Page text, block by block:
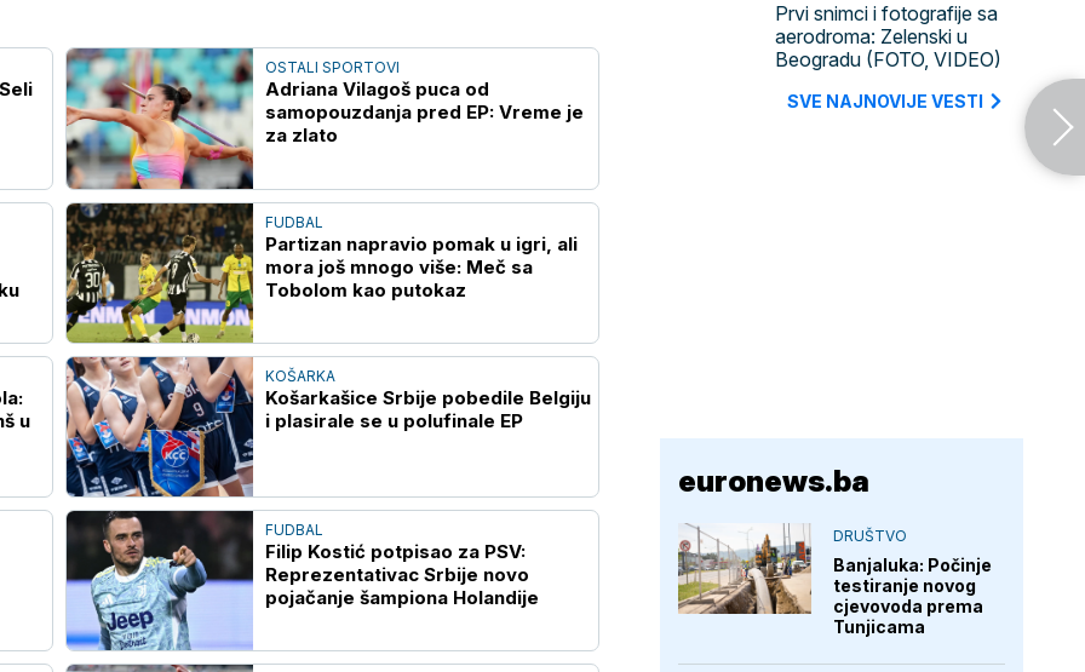
OSTALI SPORTOVI
Adriana Vilagoš puca od
samopouzdanja pred EP: Vreme je
za zlato
FUDBAL
Partizan napravio pomak u igri, ali
mora još mnogo više: Meč sa
Tobolom kao putokaz
u
KOŠARKA
Košarkašice Srbije pobedile Belgiju
i plasirale se u polufinale EP
FUDBAL
Filip Kostić potpisao za PSV:
Reprezentativac Srbije novo
pojačanje šampiona Holandije
Prvi snimci i fotografije sa
aerodroma: Zelenski u
Beogradu (FOTO, VIDEO)
SVE NAJNOVIJE VESTI
euronews.ba
DRUŠTVO
Banjaluka: Počinje
testiranje novog
cjevovoda prema
Tunjicama